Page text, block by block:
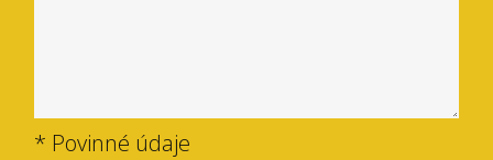
* Povinné údaje